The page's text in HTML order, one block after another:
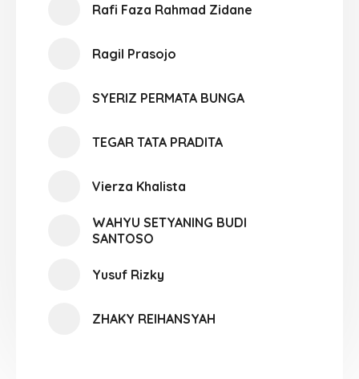
Rafi Faza Rahmad Zidane
Ragil Prasojo
SYERIZ PERMATA BUNGA
TEGAR TATA PRADITA
Vierza Khalista
WAHYU SETYANING BUDI
SANTOSO
Yusuf Rizky
ZHAKY REIHANSYAH